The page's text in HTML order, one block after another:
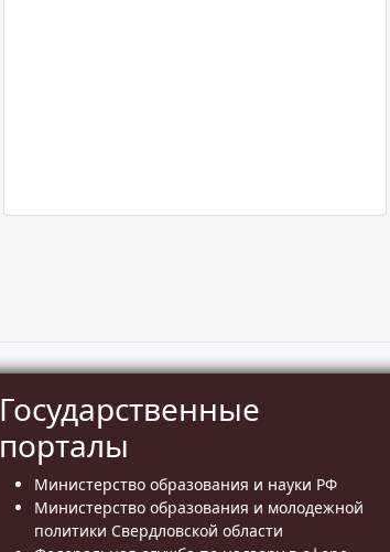
Государственные
порталы
Министерство образования и науки РФ
Министерство образования и молодежной
политики Свердловской области